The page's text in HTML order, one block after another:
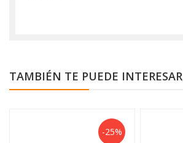
TAMBIÉN TE PUEDE INTERESAR
-25%